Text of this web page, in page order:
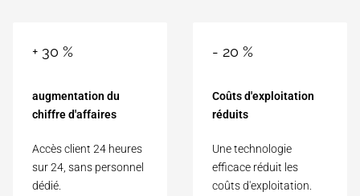
+ 30 %
augmentation du
chiffre d'affaires
Accès client 24 heures
sur 24, sans personnel
dédié.
- 20 %
Coûts d'exploitation
réduits
Une technologie
efficace réduit les
coûts d'exploitation.